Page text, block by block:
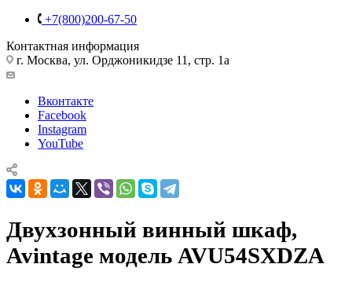
+7(800)200-67-50
Контактная информация
г. Москва, ул. Орджоникидзе 11, стр. 1а
Вконтакте
Facebook
Instagram
YouTube
Двухзонный винный шкаф,
Avintage модель AVU54SXDZA